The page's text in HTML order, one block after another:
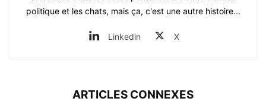
politique et les chats, mais ça, c'est une autre histoire...
Linkedin X
ARTICLES CONNEXES